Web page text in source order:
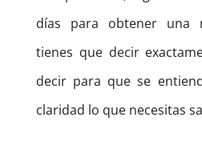
días para obtener una
tienes que decir
decir para que se
claridad lo que necesitas